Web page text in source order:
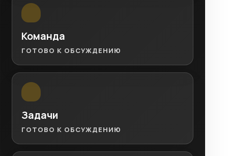
Команда
ГОТОВО К ОБСУЖДЕНИЮ
Задачи
ГОТОВО К ОБСУЖДЕНИЮ